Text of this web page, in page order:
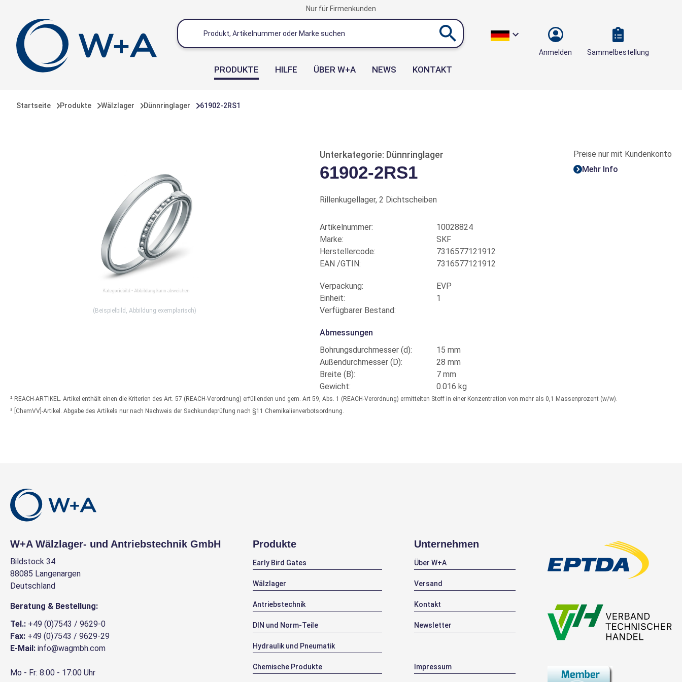
Nur für Firmenkunden
Anmelden Sammelbestellung
PRODUKTE HILFE ÜBER W+A NEWS KONTAKT
Startseite Produkte Wälzlager Dünnringlager 61902-2RS1
(Beispielbild, Abbildung exemplarisch)
Unterkategorie: Dünnringlager
61902-2RS1
Rillenkugellager, 2 Dichtscheiben
Artikelnummer:
10028824
Marke:
SKF
Herstellercode:
7316577121912
EAN /GTIN:
7316577121912
Verpackung:
EVP
Einheit:
1
Verfügbarer Bestand:
Abmessungen
Bohrungsdurchmesser (d):
15 mm
Außendurchmesser (D):
28 mm
Breite (B):
7 mm
Gewicht:
0.016 kg
Preise nur mit Kundenkonto
Mehr Info
² REACH-ARTIKEL. Artikel enthält einen die Kriterien des Art. 57 (REACH-Verordnung) erfüllenden und gem. Art 59, Abs. 1 (REACH-Verordnung) ermittelten Stoff in einer Konzentration von mehr als 0,1 Massenprozent (w/w).
³ [ChemVV]-Artikel. Abgabe des Artikels nur nach Nachweis der Sachkundeprüfung nach §11 Chemikalienverbotsordnung.
W+A Wälzlager- und Antriebstechnik GmbH
Bildstock 34
88085 Langenargen
Deutschland
Beratung & Bestellung:
Tel.: +49 (0)7543 / 9629-0
Fax: +49 (0)7543 / 9629-29
E-Mail: info@wagmbh.com
Mo - Fr: 8:00 - 17:00 Uhr
Produkte
Early Bird Gates
Wälzlager
Antriebstechnik
DIN und Norm-Teile
Hydraulik und Pneumatik
Chemische Produkte
Unternehmen
Über W+A
Versand
Kontakt
Newsletter
Impressum